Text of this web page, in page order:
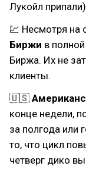
Лукойл
💹 Несмотря на
Биржи в
Биржа. Их не
клиенты.
🇺🇸
конце недели,
за полгода или
то, что цикл
четверг дико